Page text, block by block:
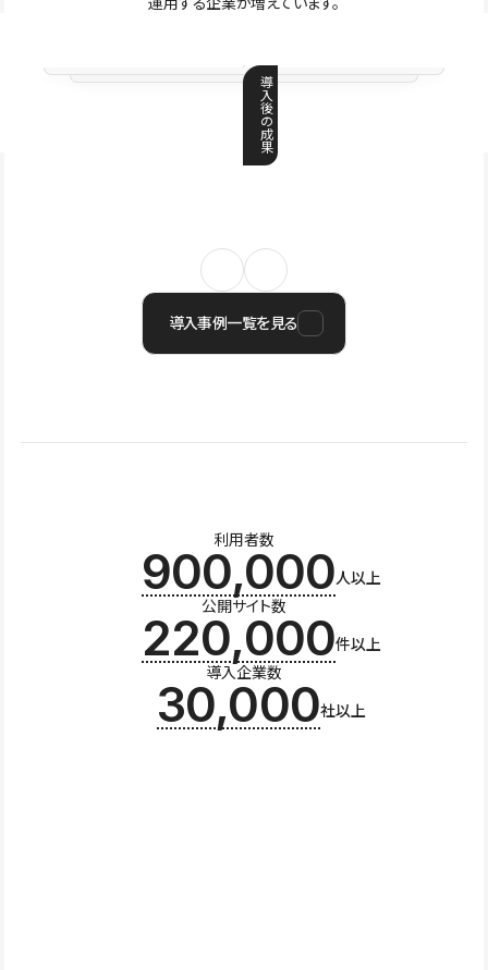
導
入
後
の
成
果
導入事例一覧を見る
利用者数
900,000人以上
公開サイト数
220,000件以上
導入企業数
30,000社以上